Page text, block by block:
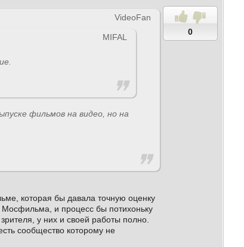
0
VideoFan
MIFAL
фильмов на видео, но на
которая бы давала точную оценку
Мосфильма, и процесс бы потихоньку
у них и своей работы полно.
сообщество которому не